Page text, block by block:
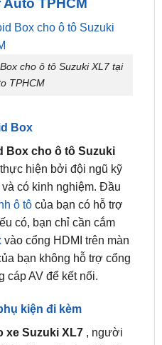
và hiệu quả hơn.
Box cho ô tô
Auto TPHCM
cho ô tô Suzuki XL7 tại
Box
Box cho ô tô Suzuki
hiện bởi đội ngũ kỹ
có kinh nghiệm. Đầu
ô tôcủa bạn có hỗ trợ
có, bạn chỉ cần cắm
bạn không hỗ trợ cổng
cáp AV để kết nối.